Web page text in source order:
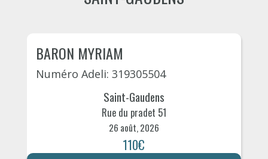
BARON MYRIAM
Numéro Adeli: 319305504
Saint-Gaudens
Rue du pradet 51
26 août, 2026
110€